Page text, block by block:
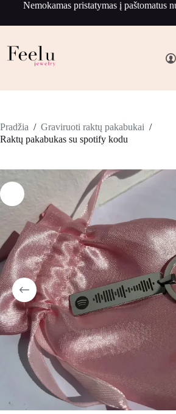
Nemokamas pristatymas į paštomatus
Pradžia / Graviruoti raktų pakabukai /
Raktų pakabukas su spotify kodu